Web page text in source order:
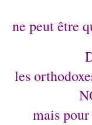
ne peut être
les
mais